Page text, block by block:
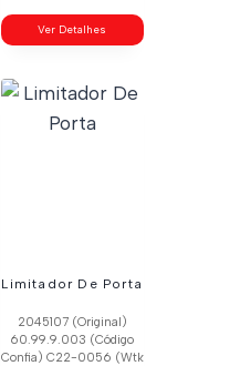
Ver Detalhes
Limitador De Porta
2045107 (Original)
60.99.9.003 (Código
Confia) C22-0056 (Wtk